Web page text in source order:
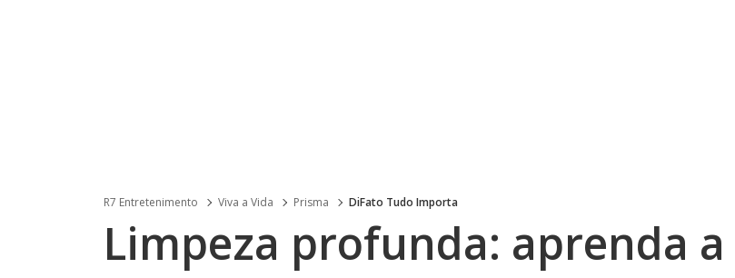
R7 Entretenimento Viva a Vida Prisma DiFato Tudo Importa
Limpeza profunda: aprenda a